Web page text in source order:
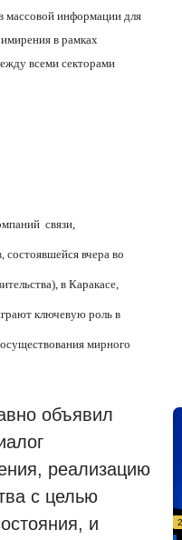
массовой информации для
в рамках
всеми секторами
связи,
состоявшейся вчера во
в Каракасе,
ключевую роль в
мирного
объявил
реализацию
с целью
и